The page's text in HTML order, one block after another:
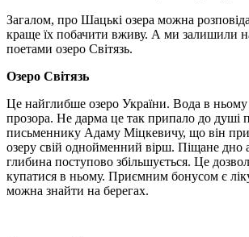
Загалом, про Шацькі озера можна
краще їх побачити вживу. А ми залишили
поетами озеро Світязь.
Озеро Світязь
Це найглибше озеро України. Вода в
прозора. Не дарма це так припало до душі
письменнику Адаму Міцкевичу, що він
озеру свій однойменний вірш. Піщане дно
глибина поступово збільшується. Це
купатися в ньому. Приємним бонусом є
можна знайти на берегах.